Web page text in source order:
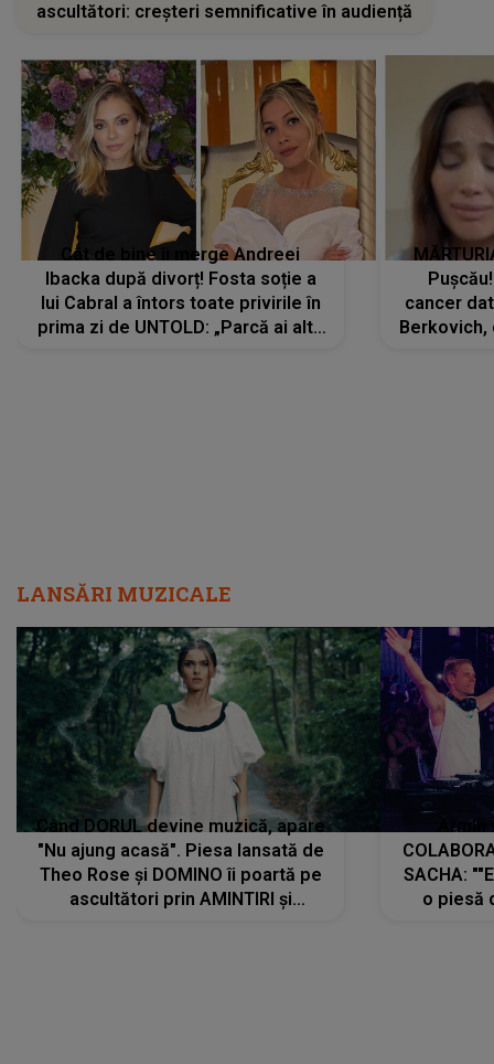
ascultători: creșteri semnificative în audiență
Cât de bine îi merge Andreei
Ibacka după divorț! Fosta soție a
lui Cabral a întors toate privirile în
prima zi de UNTOLD: „Parcă ai altă
cancer
LANSĂRI MUZICALE
Când DORUL devine muzică, apare
"Nu ajung acasă". Piesa lansată de
Theo Rose și DOMINO îi poartă pe
ascultători prin AMINTIRI și
SACHA:
o piesă